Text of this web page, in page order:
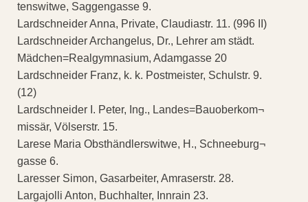
tenswitwe, Saggengasse 9.
Lardschneider Anna, Private, Claudiastr. 11. (996 II)
Lardschneider Archangelus, Dr., Lehrer am städt.
Mädchen=Realgymnasium, Adamgasse 20
Lardschneider Franz, k. k. Postmeister, Schulstr. 9.
(12)
Lardschneider I. Peter, Ing., Landes=Bauoberkom¬
missär, Völserstr. 15.
Larese Maria Obsthändlerswitwe, H., Schneeburg¬
gasse 6.
Laresser Simon, Gasarbeiter, Amraserstr. 28.
Largajolli Anton, Buchhalter, Innrain 23.